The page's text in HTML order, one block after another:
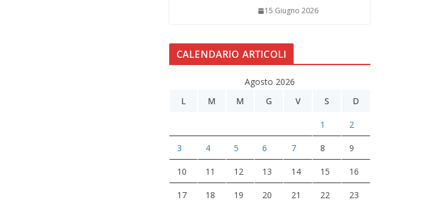
15 Giugno 2026
CALENDARIO ARTICOLI
Agosto 2026
L
M M G V S D
1 2
3 4 5 6 7 8 9
10 11 12 13 14 15 16
17 18 19 20 21 22 23